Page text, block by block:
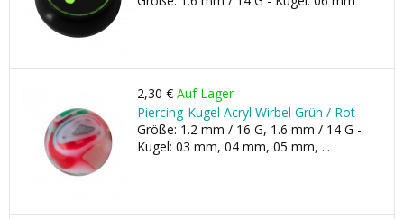
2,30 € Auf Lager
Piercing-Kugel Acryl Wirbel Grün / Rot
Größe: 1.2 mm / 16 G, 1.6 mm / 14 G -
Kugel: 03 mm, 04 mm, 05 mm, ...